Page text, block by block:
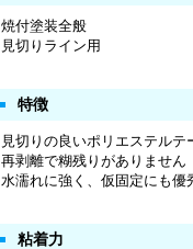
焼付塗装全般
見切りライン用
特徴
見切りの良いポリエステルテ
再剥離で糊残りがありません
水濡れに強く、仮固定にも優
粘着力